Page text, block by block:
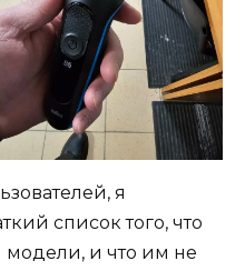
я
список того, что
модели, и что им не